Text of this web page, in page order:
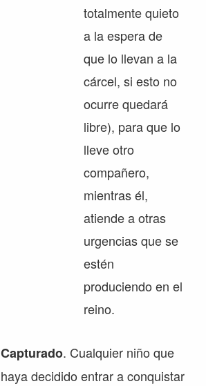
totalmente quieto
a la espera de
que lo llevan a la
cárcel, si esto no
ocurre quedará
libre), para que lo
lleve otro
compañero,
mientras él,
atiende a otras
urgencias que se
estén
produciendo en el
reino.
Capturado. Cualquier niño que
haya decidido entrar a conquistar